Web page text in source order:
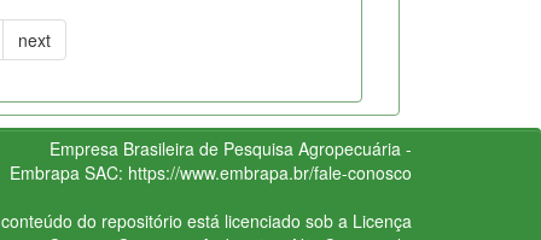
next
Empresa Brasileira de Pesquisa Agropecuária -
Embrapa SAC: https://www.embrapa.br/fale-conosco
do repositório está licenciado sob a Licença